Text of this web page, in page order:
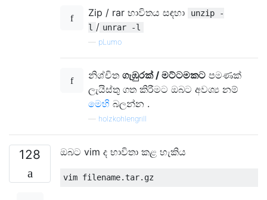
Zip / rar භාවිතය සඳහා
unzip -
l / unrar -l
pLumo
නිශ්චිත ගැඹුරක් / මට්ටමකට පමණක්
ලැයිස්තු ගත කිරීමට ඔබට අවශ්‍ය නම්
මෙහි බලන්න .
holzkohlengrill
128 ඔබට vim ද භාවිතා කළ හැකිය